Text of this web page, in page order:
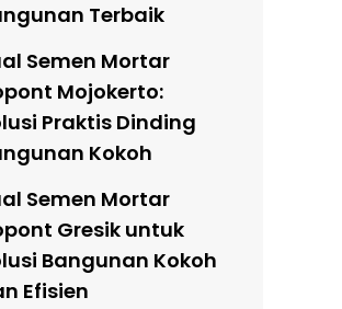
Terbaik
Semen Mortar
Mojokerto:
Praktis Dinding
Kokoh
Semen Mortar
Gresik untuk
Bangunan Kokoh
Efisien